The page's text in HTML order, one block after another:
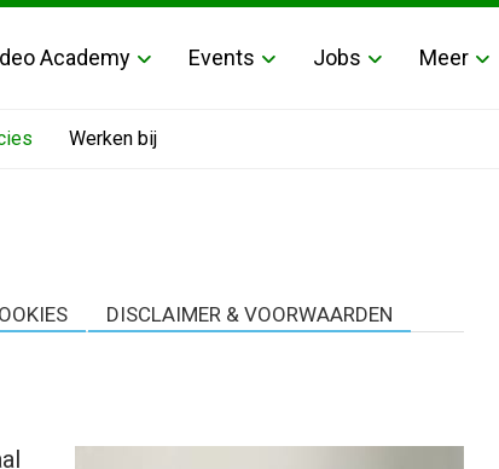
Academy Events Jobs Meer
Werken bij
DISCLAIMER & VOORWAARDEN